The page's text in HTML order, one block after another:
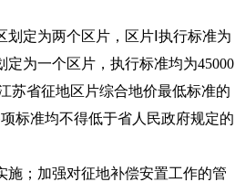
定为两个区片，区片Ⅰ执行标准为
为一个区片，执行标准均为45000
苏省征地区片综合地价最低标准的
标准均不得低于省人民政府规定的
施；加强对征地补偿安置工作的管